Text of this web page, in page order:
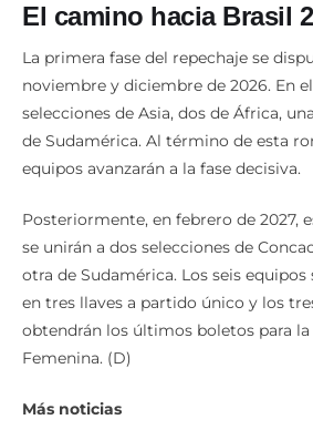
El camino hacia Brasil
La primera fase del repechaje se
noviembre y diciembre de 2026. En
selecciones de Asia, dos de África,
de Sudamérica. Al término de esta
equipos avanzarán a la fase decisiva.
Posteriormente, en febrero de 2027,
se unirán a dos selecciones de
otra de Sudamérica. Los seis
en tres llaves a partido único y los
obtendrán los últimos boletos para la
Femenina. (D)
Más noticias